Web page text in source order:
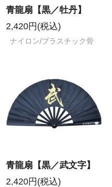
青龍扇【黒／牡丹】
2,420円(税込)
ナイロン/プラスチック骨
青龍扇【黒／武文字】
2,420円(税込)